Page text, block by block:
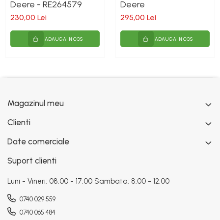
Deere - RE264579
230,00 Lei
ADAUGA IN COS
Deere
295,00 Lei
ADAUGA IN COS
Magazinul meu
Clienti
Date comerciale
Suport clienti
Luni - Vineri: 08:00 - 17:00 Sambata: 8:00 - 12:00
0740 029 559
0740 065 484